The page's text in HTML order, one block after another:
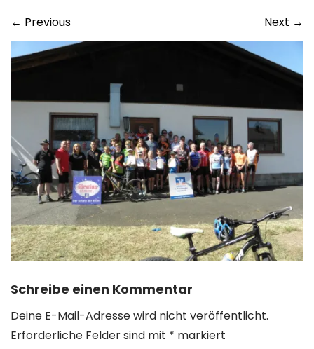
← Previous Next →
Schreibe einen Kommentar
Deine E-Mail-Adresse wird nicht veröffentlicht.
Erforderliche Felder sind mit * markiert